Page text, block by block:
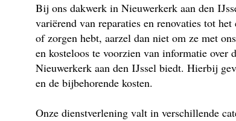
Bij ons dakwerk in Nieuwerkerk aan den
variërend van reparaties en renovaties tot
of zorgen hebt, aarzel dan niet om ze met
en kosteloos te voorzien van informatie
Nieuwerkerk aan den IJssel biedt. Hierbij
en de bijbehorende kosten.
Onze dienstverlening valt in verschillende